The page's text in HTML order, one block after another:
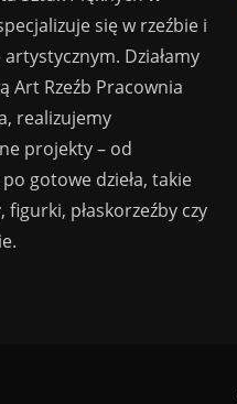
się w rzeźbie i
Działamy
Art Rzeźb Pracownia
realizujemy
projekty – od
gotowe dzieła, takie
figurki, płaskorzeźby czy